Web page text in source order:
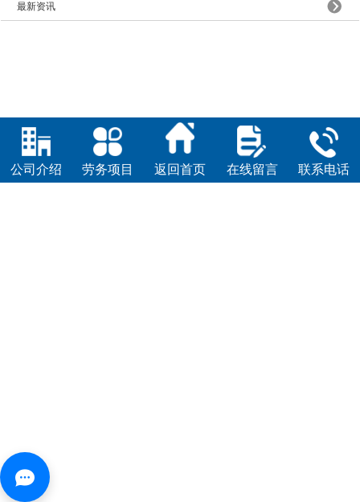
最新资讯
公司介绍 劳务项目 返回首页 在线留言 联系电话